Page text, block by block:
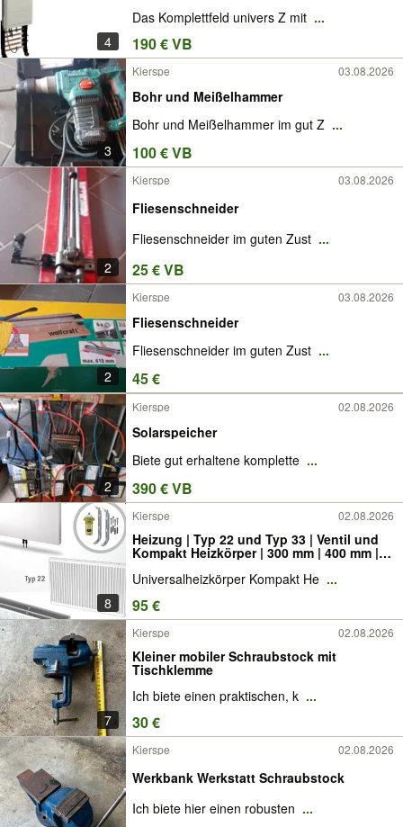
4
Das Komplettfeld univers Z mit ...
190 € VB
3
Kierspe 03.08.2026
Bohr und Meißelhammer
Bohr und Meißelhammer im gut Z ...
100 € VB
2
Kierspe 03.08.2026
Fliesenschneider
Fliesenschneider im guten Zust ...
25 € VB
2
Kierspe 03.08.2026
Fliesenschneider
Fliesenschneider im guten Zust ...
45 €
2
Kierspe 02.08.2026
Solarspeicher
Biete gut erhaltene komplette ...
390 € VB
8
Kierspe 02.08.2026
Heizung | Typ 22 und Typ 33 | Ventil und
Kompakt Heizkörper | 300 mm | 400 mm |
500 mm | 600 mm | 700 mm | 900 mm | 6
Anschlüsse Universalheizkörper mit
Universalheizkörper Kompakt He ...
95 €
7
Kierspe 02.08.2026
Kleiner mobiler Schraubstock mit
Tischklemme
Ich biete einen praktischen, k ...
30 €
Kierspe 02.08.2026
Werkbank Werkstatt Schraubstock
Ich biete hier einen robusten ...